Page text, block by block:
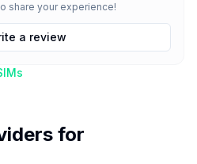
share your experience!
a review
for